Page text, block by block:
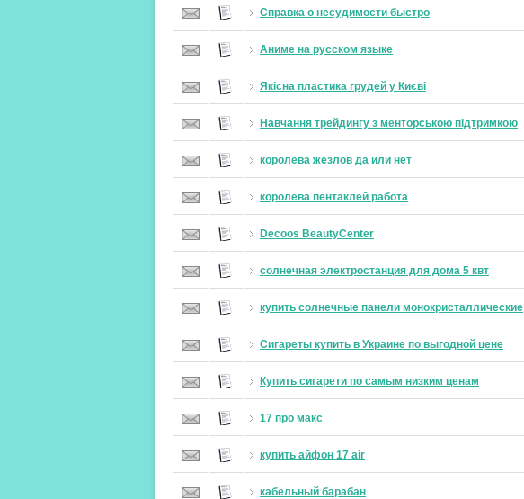
Справка о несудимости быстро
Аниме на русском языке
Якісна пластика грудей у ​​Києві
Навчання трейдингу з менторською підтримкою
королева жезлов да или нет
королева пентаклей работа
Decoos ​​BeautyCenter
солнечная электростанция для дома 5 квт
купить солнечные панели монокристаллические
Сигареты купить в Украине по выгодной цене
Купить сигарети по самым низким ценам
17 про макс
купить айфон 17 air
кабельный барабан